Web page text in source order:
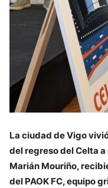
La ciudad de Vigo
del regreso del Celta
Marián Mouriño,
del PAOK FC, equipo